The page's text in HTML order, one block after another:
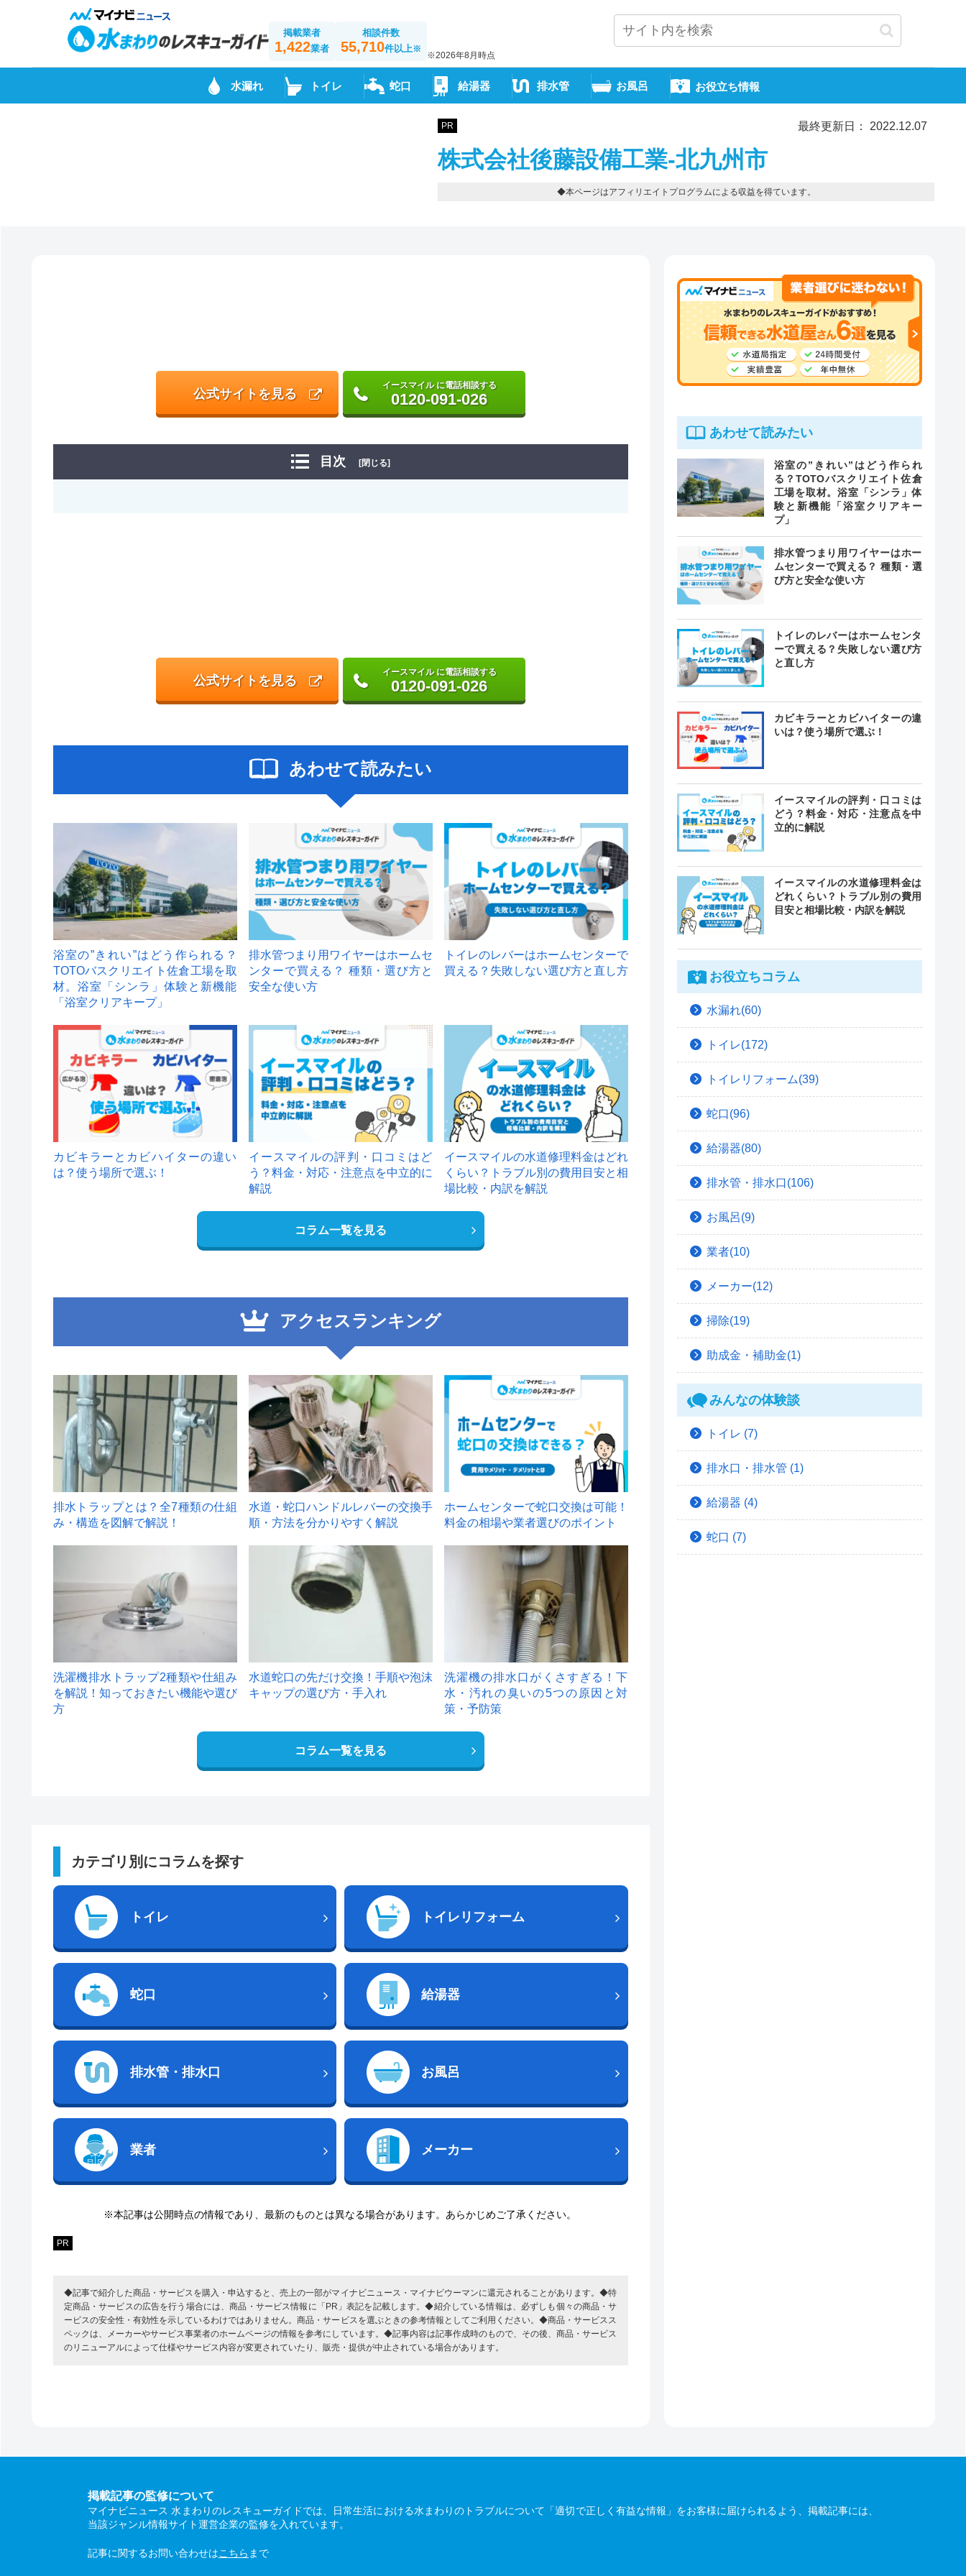
掲載業者
1,422業者
相談件数
55,710件以上※
※2026年8月時点
水漏れ トイレ 蛇口 給湯器 排水管 お風呂 お役立ち情報
PR 最終更新日： 2022.12.07
株式会社後藤設備工業-北九州市
◆本ページはアフィリエイトプログラムによる収益を得ています。
公式サイトを見る
イースマイル に電話相談する
0120-091-026
目次 [閉じる]
公式サイトを見る
イースマイル に電話相談する
0120-091-026
あわせて読みたい
浴室の”きれい”はどう作られる？
TOTOバスクリエイト佐倉工場を取
材。浴室「シンラ」体験と新機能
「浴室クリアキープ」
排水管つまり用ワイヤーはホームセ
ンターで買える？ 種類・選び方と
安全な使い方
トイレのレバーはホームセンターで
買える？失敗しない選び方と直し方
カビキラーとカビハイターの違い
は？使う場所で選ぶ！
イースマイルの評判・口コミはど
う？料金・対応・注意点を中立的に
解説
イースマイルの水道修理料金はどれ
くらい？トラブル別の費用目安と相
場比較・内訳を解説
コラム一覧を見る
アクセスランキング
1
排水トラップとは？全7種類の仕組
み・構造を図解で解説！
2
水道・蛇口ハンドルレバーの交換手
順・方法を分かりやすく解説
ホームセンターで蛇口交換は可能！
料金の相場や業者選びのポイント
洗濯機排水トラップ2種類や仕組み
を解説！知っておきたい機能や選び
方
水道蛇口の先だけ交換！手順や泡沫
キャップの選び方・手入れ
洗濯機の排水口がくさすぎる！下
水・汚れの臭いの5つの原因と対
策・予防策
コラム一覧を見る
カテゴリ別にコラムを探す
トイレ トイレリフォーム
蛇口 給湯器
排水管・排水口 お風呂
業者 メーカー
※本記事は公開時点の情報であり、最新のものとは異なる場合があります。あらかじめご了承ください。
PR
◆記事で紹介した商品・サービスを購入・申込すると、売上の一部がマイナビニュース・マイナビウーマンに還元されることがあります。◆特
定商品・サービスの広告を行う場合には、商品・サービス情報に「PR」表記を記載します。◆紹介している情報は、必ずしも個々の商品・サ
ービスの安全性・有効性を示しているわけではありません。商品・サービスを選ぶときの参考情報としてご利用ください。◆商品・サービスス
ペックは、メーカーやサービス事業者のホームページの情報を参考にしています。◆記事内容は記事作成時のもので、その後、商品・サービス
のリニューアルによって仕様やサービス内容が変更されていたり、販売・提供が中止されている場合があります。
あわせて読みたい
浴室の”きれい”はどう作られ
る？TOTOバスクリエイト佐倉
工場を取材。浴室「シンラ」体
験と新機能「浴室クリアキー
プ」
排水管つまり用ワイヤーはホー
ムセンターで買える？ 種類・選
び方と安全な使い方
トイレのレバーはホームセンタ
ーで買える？失敗しない選び方
と直し方
カビキラーとカビハイターの違
いは？使う場所で選ぶ！
イースマイルの評判・口コミは
どう？料金・対応・注意点を中
立的に解説
イースマイルの水道修理料金は
どれくらい？トラブル別の費用
目安と相場比較・内訳を解説
お役立ちコラム
水漏れ(60)
トイレ(172)
トイレリフォーム(39)
蛇口(96)
給湯器(80)
排水管・排水口(106)
お風呂(9)
業者(10)
メーカー(12)
掃除(19)
助成金・補助金(1)
みんなの体験談
トイレ (7)
排水口・排水管 (1)
給湯器 (4)
蛇口 (7)
掲載記事の監修について
マイナビニュース 水まわりのレスキューガイドでは、日常生活における水まわりのトラブルについて「適切で正しく有益な情報」をお客様に届けられるよう、掲載記事には、
当該ジャンル情報サイト運営企業の監修を入れています。
記事に関するお問い合わせはこちら まで